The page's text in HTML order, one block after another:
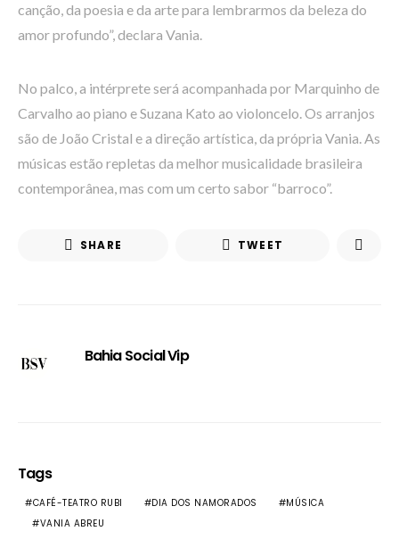
canção, da poesia e da arte para lembrarmos da beleza do
amor profundo”, declara Vania.
No palco, a intérprete será acompanhada por Marquinho de
Carvalho ao piano e Suzana Kato ao violoncelo. Os arranjos
são de João Cristal e a direção artística, da própria Vania. As
músicas estão repletas da melhor musicalidade brasileira
contemporânea, mas com um certo sabor “barroco”.
SHARE TWEET
Bahia Social Vip
Tags
CAFÉ-TEATRO RUBI DIA DOS NAMORADOS
MÚSICA
VANIA ABREU